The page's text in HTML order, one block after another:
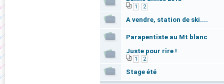
1 2
A vendre, station de ski....
Parapentiste au Mt blanc
Juste pour rire !
1 2
Stage été